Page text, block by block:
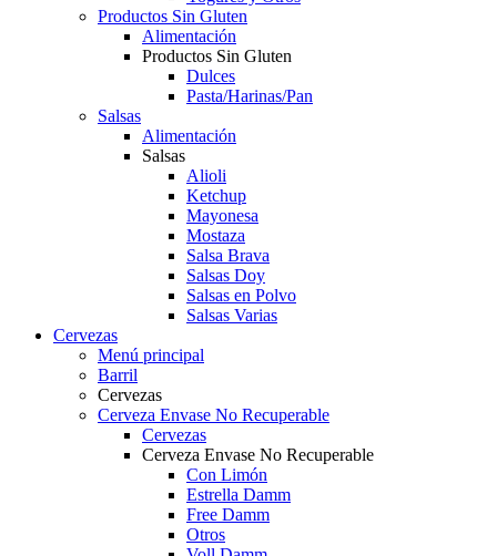
Productos Sin Gluten
Alimentación
Productos Sin Gluten
Dulces
Pasta/Harinas/Pan
Salsas
Alimentación
Salsas
Alioli
Ketchup
Mayonesa
Mostaza
Salsa Brava
Salsas Doy
Salsas en Polvo
Salsas Varias
Cervezas
Menú principal
Barril
Cervezas
Cerveza Envase No Recuperable
Cervezas
Cerveza Envase No Recuperable
Con Limón
Estrella Damm
Free Damm
Otros